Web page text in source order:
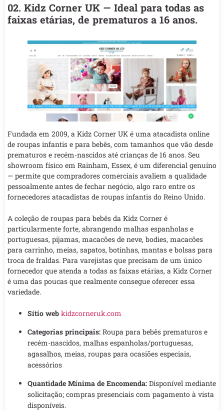
02. Kidz Corner UK — Ideal para todas as
faixas etárias, de prematuros a 16 anos.
Fundada em 2009, a Kidz Corner UK é uma atacadista online
de roupas infantis e para bebês, com tamanhos que vão desde
prematuros e recém-nascidos até crianças de 16 anos. Seu
showroom físico em Rainham, Essex, é um diferencial genuíno
— permite que compradores comerciais avaliem a qualidade
pessoalmente antes de fechar negócio, algo raro entre os
fornecedores atacadistas de roupas infantis do Reino Unido.
A coleção de roupas para bebês da Kidz Corner é
particularmente forte, abrangendo malhas espanholas e
portuguesas, pijamas, macacões de neve, bodies, macacões
para carrinho, meias, sapatos, botinhas, mantas e bolsas para
troca de fraldas. Para varejistas que precisam de um único
fornecedor que atenda a todas as faixas etárias, a Kidz Corner
é uma das poucas que realmente consegue oferecer essa
variedade.
Sítio web kidzcorneruk.com
Categorias principais: Roupa para bebês prematuros e
recém-nascidos, malhas espanholas/portuguesas,
agasalhos, meias, roupas para ocasiões especiais,
acessórios
Quantidade Mínima de Encomenda: Disponível mediante
solicitação; compras presenciais com pagamento à vista
disponíveis.